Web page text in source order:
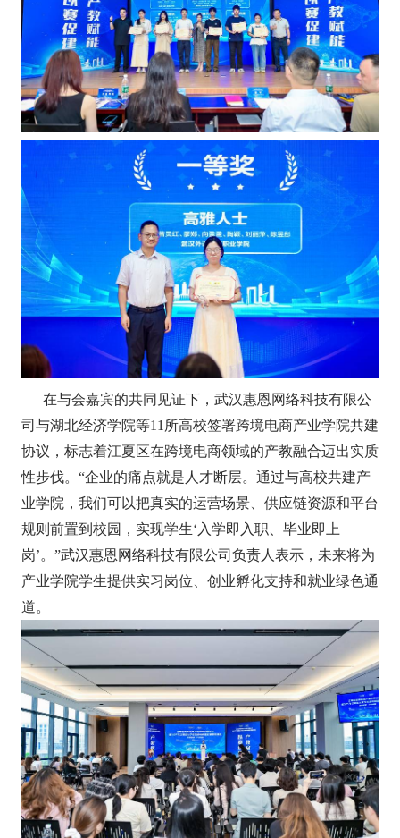
在与会嘉宾的共同见证下，武汉惠恩网络科技有限公
司与湖北经济学院等11所高校签署跨境电商产业学院共建
协议，标志着江夏区在跨境电商领域的产教融合迈出实质
性步伐。“企业的痛点就是人才断层。通过与高校共建产
业学院，我们可以把真实的运营场景、供应链资源和平台
规则前置到校园，实现学生‘入学即入职、毕业即上
岗’。”武汉惠恩网络科技有限公司负责人表示，未来将为
产业学院学生提供实习岗位、创业孵化支持和就业绿色通
道。